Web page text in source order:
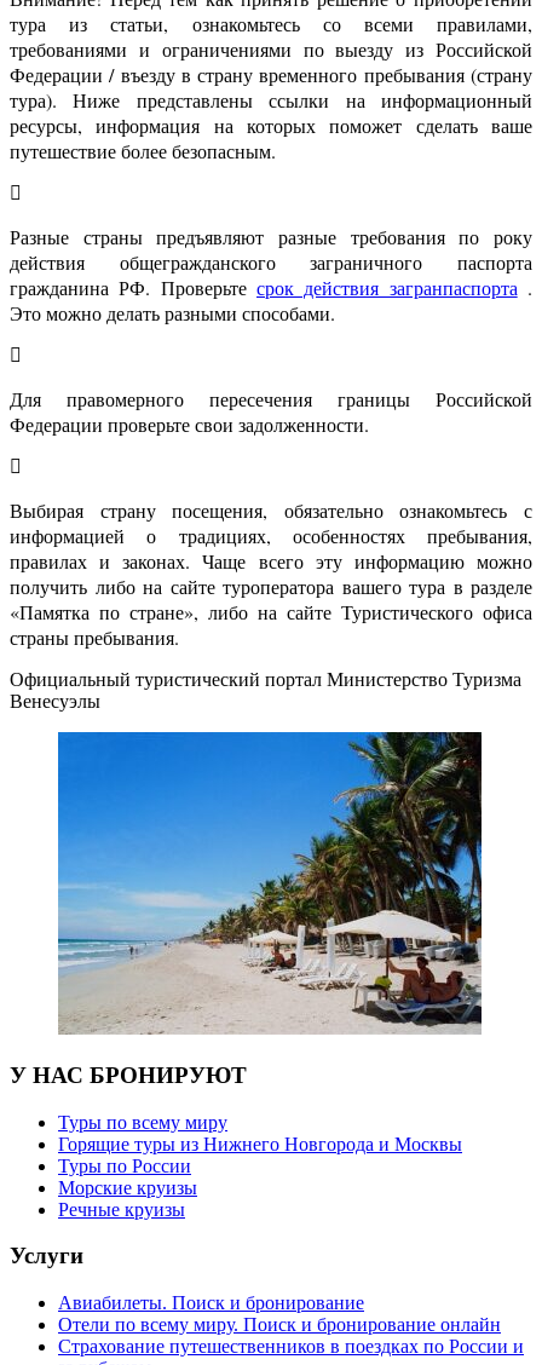
тура из статьи, ознакомьтесь со всеми правилами,
требованиями и ограничениями по выезду из Российской
Федерации / въезду в страну временного пребывания (страну
тура). Ниже представлены ссылки на информационный
ресурсы, информация на которых поможет сделать ваше
путешествие более безопасным.
Разные страны предъявляют разные требования по року
действия общегражданского заграничного паспорта
гражданина РФ. Проверьте срок действия загранпаспорта .
Это можно делать разными способами.
Для правомерного пересечения границы Российской
Федерации проверьте свои задолженности.
Выбирая страну посещения, обязательно ознакомьтесь с
информацией о традициях, особенностях пребывания,
правилах и законах. Чаще всего эту информацию можно
получить либо на сайте туроператора вашего тура в разделе
«Памятка по стране», либо на сайте Туристического офиса
страны пребывания.
Официальный туристический портал Министерство Туризма
Венесуэлы
У НАС БРОНИРУЮТ
Туры по всему миру
Горящие туры из Нижнего Новгорода и Москвы
Туры по России
Морские круизы
Речные круизы
Услуги
Авиабилеты. Поиск и бронирование
Отели по всему миру. Поиск и бронирование онлайн
Страхование путешественников в поездках по России и